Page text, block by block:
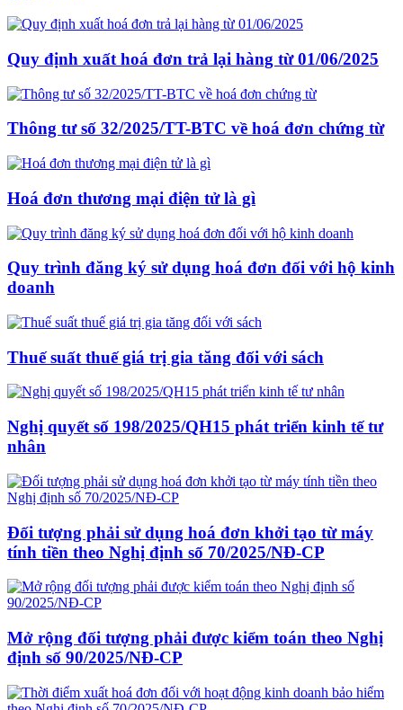
Quy định xuất hoá đơn trả lại hàng từ 01/06/2025
Thông tư số 32/2025/TT-BTC về hoá đơn chứng từ
Hoá đơn thương mại điện tử là gì
Quy trình đăng ký sử dụng hoá đơn đối với hộ kinh
doanh
Thuế suất thuế giá trị gia tăng đối với sách
Nghị quyết số 198/2025/QH15 phát triển kinh tế tư
nhân
Đối tượng phải sử dụng hoá đơn khởi tạo từ máy
tính tiền theo Nghị định số 70/2025/NĐ-CP
Mở rộng đối tượng phải được kiểm toán theo Nghị
định số 90/2025/NĐ-CP